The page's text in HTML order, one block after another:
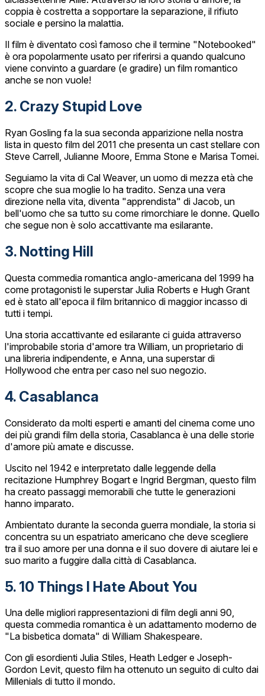
coppia è costretta a sopportare la separazione, il rifiuto
sociale e persino la malattia.
Il film è diventato così famoso che il termine "Notebooked"
è ora popolarmente usato per riferirsi a quando qualcuno
viene convinto a guardare (e gradire) un film romantico
anche se non vuole!
2. Crazy Stupid Love
Ryan Gosling fa la sua seconda apparizione nella nostra
lista in questo film del 2011 che presenta un cast stellare con
Steve Carrell, Julianne Moore, Emma Stone e Marisa Tomei.
Seguiamo la vita di Cal Weaver, un uomo di mezza età che
scopre che sua moglie lo ha tradito. Senza una vera
direzione nella vita, diventa "apprendista" di Jacob, un
bell'uomo che sa tutto su come rimorchiare le donne. Quello
che segue non è solo accattivante ma esilarante.
3. Notting Hill
Questa commedia romantica anglo-americana del 1999 ha
come protagonisti le superstar Julia Roberts e Hugh Grant
ed è stato all'epoca il film britannico di maggior incasso di
tutti i tempi.
Una storia accattivante ed esilarante ci guida attraverso
l'improbabile storia d'amore tra William, un proprietario di
una libreria indipendente, e Anna, una superstar di
Hollywood che entra per caso nel suo negozio.
4. Casablanca
Considerato da molti esperti e amanti del cinema come uno
dei più grandi film della storia, Casablanca è una delle storie
d'amore più amate e discusse.
Uscito nel 1942 e interpretato dalle leggende della
recitazione Humphrey Bogart e Ingrid Bergman, questo film
ha creato passaggi memorabili che tutte le generazioni
hanno imparato.
Ambientato durante la seconda guerra mondiale, la storia si
concentra su un espatriato americano che deve scegliere
tra il suo amore per una donna e il suo dovere di aiutare lei e
suo marito a fuggire dalla città di Casablanca.
5. 10 Things I Hate About You
Una delle migliori rappresentazioni di film degli anni 90,
questa commedia romantica è un adattamento moderno de
"La bisbetica domata" di William Shakespeare.
Con gli esordienti Julia Stiles, Heath Ledger e Joseph-
Gordon Levit, questo film ha ottenuto un seguito di culto dai
Millenials di tutto il mondo.